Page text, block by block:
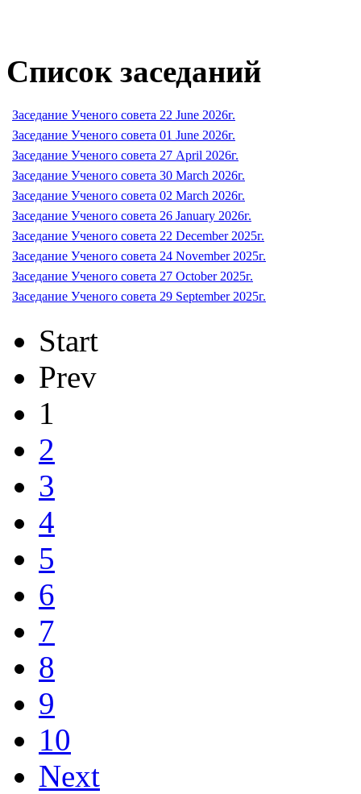
Список заседаний
Заседание Ученого совета 22 June 2026г.
Заседание Ученого совета 01 June 2026г.
Заседание Ученого совета 27 April 2026г.
Заседание Ученого совета 30 March 2026г.
Заседание Ученого совета 02 March 2026г.
Заседание Ученого совета 26 January 2026г.
Заседание Ученого совета 22 December 2025г.
Заседание Ученого совета 24 November 2025г.
Заседание Ученого совета 27 October 2025г.
Заседание Ученого совета 29 September 2025г.
Start
Prev
1
2
3
4
5
6
7
8
9
10
Next